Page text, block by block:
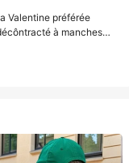
Valentine préférée
à manches
mélange de côtôn
une tenue